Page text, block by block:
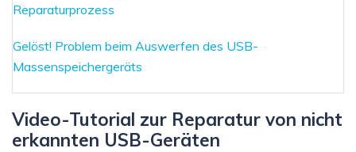
Reparaturprozess
Gelöst! Problem beim Auswerfen des USB-
Massenspeichergeräts
Video-Tutorial zur Reparatur von nicht
erkannten USB-Geräten